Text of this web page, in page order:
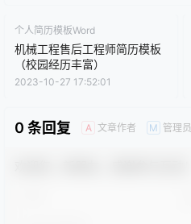
个人简历模板Word
机械工程售后工程师简历模板
（校园经历丰富）
2023-10-27 17:52:01
0 条回复 A 文章作者 M 管理员